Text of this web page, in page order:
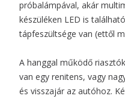
próbalámpával, akár
készüléken LED is
tápfeszültsége van (ettől
A hanggal működő
van egy renitens, vagy
és visszajár az autóhoz.